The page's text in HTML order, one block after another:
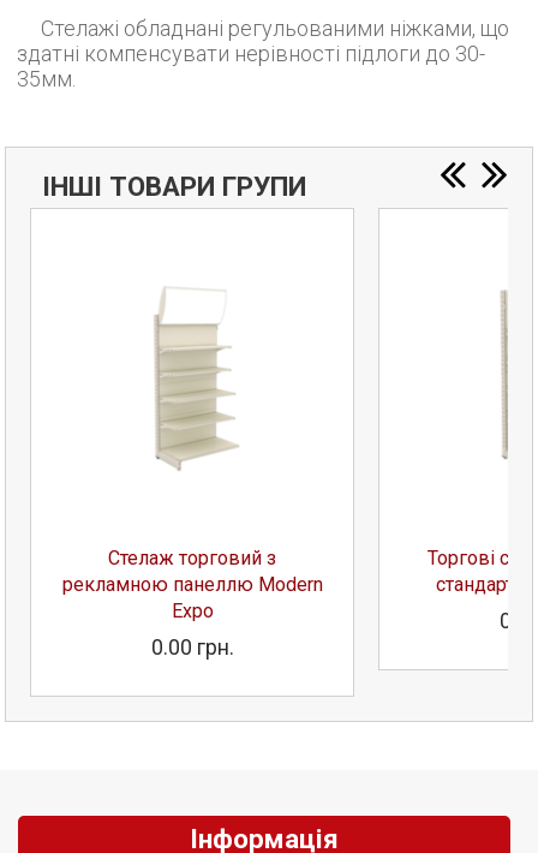
Стелажі обладнані регульованими ніжками, що
здатні компенсувати нерівності підлоги до 30-
35мм.
ІНШІ ТОВАРИ ГРУПИ
Стелаж торговий з
рекламною панеллю Modern
Expo
0.00 грн.
Торгові
Інформація